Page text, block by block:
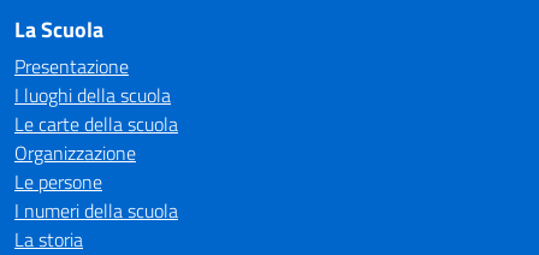
La Scuola
Presentazione
I luoghi della scuola
Le carte della scuola
Organizzazione
Le persone
I numeri della scuola
La storia